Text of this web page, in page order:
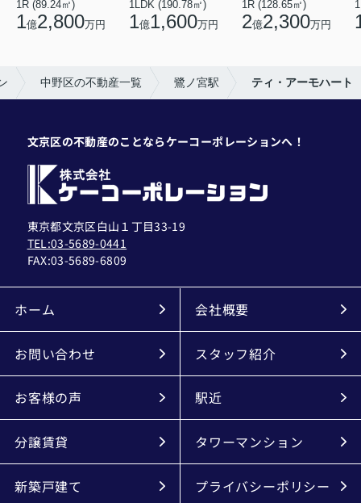
1R (89.24㎡)
1億2,800万円
1LDK (190.78㎡)
1億1,600万円
1R (128.65㎡)
2億2,300万円
中野区の不動産一覧 鷺ノ宮駅 ティ・アーモハート
文京区の不動産のことならケーコーポレーションへ！
東京都文京区白山１丁目33-19
TEL:03-5689-0441
FAX:03-5689-6809
ホーム 会社概要
お問い合わせ スタッフ紹介
お客様の声 駅近
分譲賃貸 タワーマンション
新築戸建て プライバシーポリシー